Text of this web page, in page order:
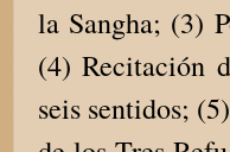
la Sangha; (3)
(4) Recitación
seis sentidos;